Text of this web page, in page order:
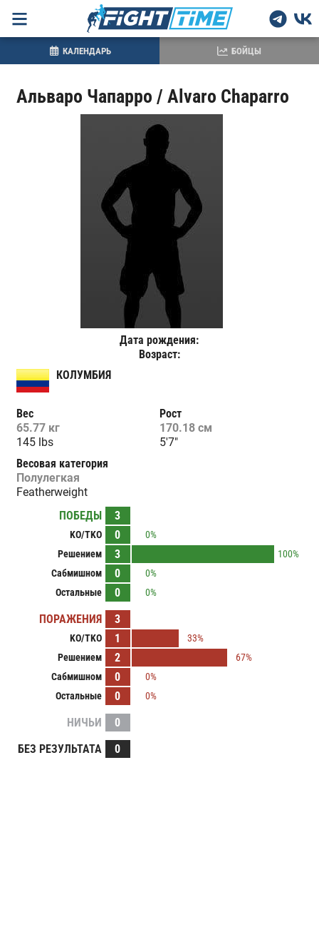
Альваро Чапарро / Alvaro Chaparro
Дата рождения:
Возраст:
КОЛУМБИЯ
Вес
65.77 кг
145 lbs
Рост
170.18 см
5'7"
Весовая категория
Полулегкая
Featherweight
ПОБЕДЫ
3
KO/TKO 0
0%
Решением
3
100%
Сабмишном
0
0%
Остальные
0 0%
ПОРАЖЕНИЯ 3
KO/TKO 1
33%
Решением
2
67%
Сабмишном
0
0%
Остальные
0 0%
НИЧЬИ
0
БЕЗ РЕЗУЛЬТАТА
0
КАЛЕНДАРЬ БОЙЦЫ